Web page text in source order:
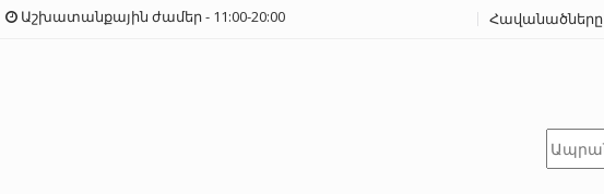
Աշխատանքային ժամեր - 11:00-20:00 Հավանածները
Որոնել